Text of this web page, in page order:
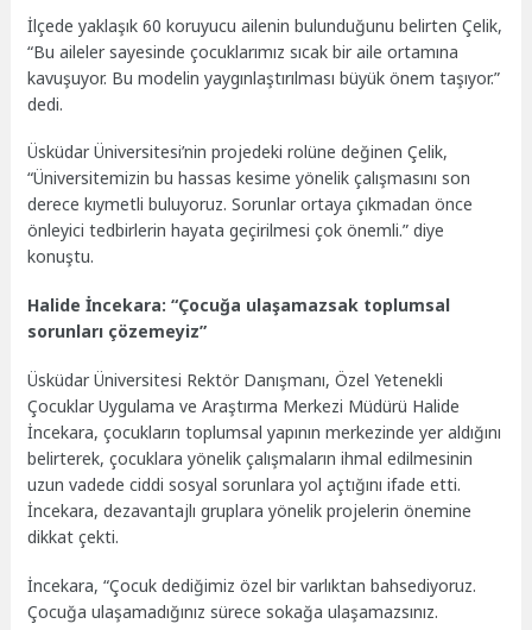
İlçede yaklaşık 60 koruyucu ailenin bulunduğunu belirten Çelik,
“Bu aileler sayesinde çocuklarımız sıcak bir aile ortamına
kavuşuyor. Bu modelin yaygınlaştırılması büyük önem taşıyor.”
dedi.
Üsküdar Üniversitesi’nin projedeki rolüne değinen Çelik,
“Üniversitemizin bu hassas kesime yönelik çalışmasını son
derece kıymetli buluyoruz. Sorunlar ortaya çıkmadan önce
önleyici tedbirlerin hayata geçirilmesi çok önemli.” diye
konuştu.
Halide İncekara: “Çocuğa ulaşamazsak toplumsal
sorunları çözemeyiz”
Üsküdar Üniversitesi Rektör Danışmanı, Özel Yetenekli
Çocuklar Uygulama ve Araştırma Merkezi Müdürü Halide
İncekara, çocukların toplumsal yapının merkezinde yer aldığını
belirterek, çocuklara yönelik çalışmaların ihmal edilmesinin
uzun vadede ciddi sosyal sorunlara yol açtığını ifade etti.
İncekara, dezavantajlı gruplara yönelik projelerin önemine
dikkat çekti.
İncekara, “Çocuk dediğimiz özel bir varlıktan bahsediyoruz.
Çocuğa ulaşamadığınız sürece sokağa ulaşamazsınız.